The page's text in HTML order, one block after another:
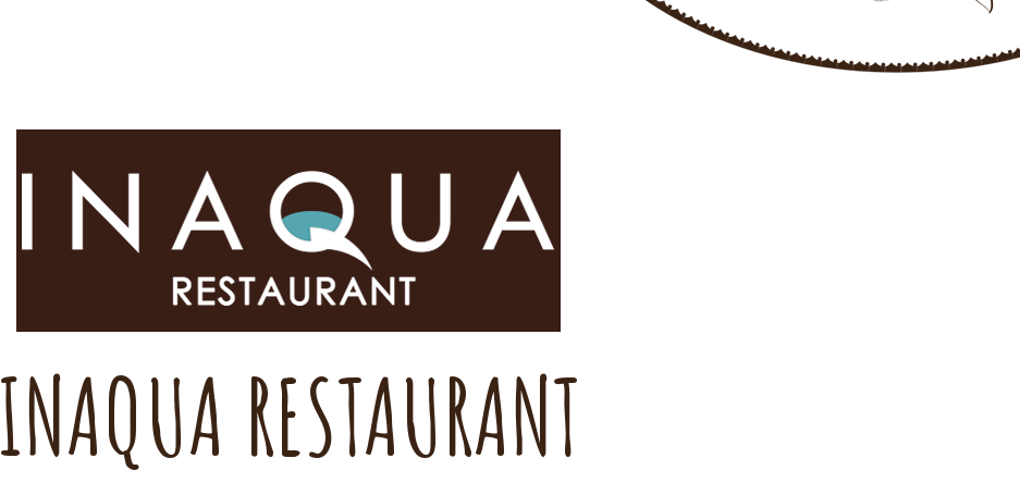
INAQUA RESTAURANT